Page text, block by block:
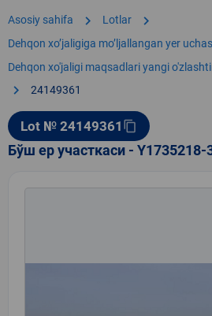
Asosiy sahifa chevron_right Lotlar chevron_right
Dehqon xoʼjaligiga moʼljallangan yer
Dehqon xo'jaligi maqsadlari yangi
chevron_right 24149361
Lot № 24149361 content_copy
Бўш ер участкаси -